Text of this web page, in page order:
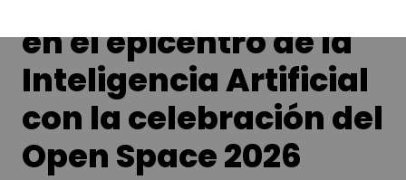
en el epicentro de la
Inteligencia Artificial
con la celebración del
Open Space 2026